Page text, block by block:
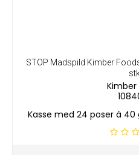
STOP Madspild Kimber
Kimber
Kasse med 24 poser á 40